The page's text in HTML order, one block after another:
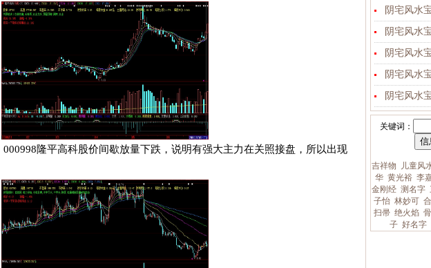
阴宅风水
阴宅风水
阴宅风水
阴宅风水
阴宅风水
关键词：
吉祥物 儿童风
华 黄光裕 李
金刚经 测名字
子怡 林妙可
扫帚 绝火焰
子 好名字
000998隆平高科股价间歇放量下跌，说明有强大主力在关照接盘，所以出现